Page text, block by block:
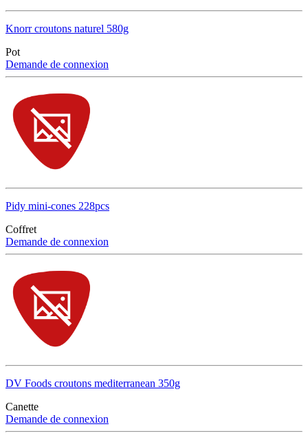
Knorr croutons naturel 580g
Pot
Demande de connexion
Pidy mini-cones 228pcs
Coffret
Demande de connexion
DV Foods croutons mediterranean 350g
Canette
Demande de connexion